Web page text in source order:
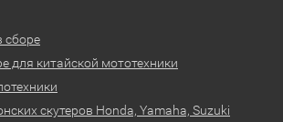
сборе
для китайской мототехники
скутеров Honda, Yamaha, Suzuki